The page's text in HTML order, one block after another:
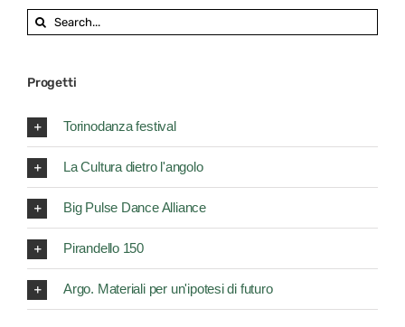
Search
for:
Progetti
Torinodanza festival
La Cultura dietro l'angolo
Big Pulse Dance Alliance
Pirandello 150
Argo. Materiali per un'ipotesi di futuro